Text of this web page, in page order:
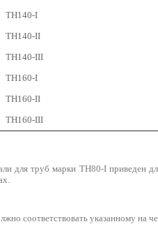
ТН140-I
ТН140-II
ТН140-III
ТН160-I
ТН160-II
ТН160-III
для труб марки ТН80-I приведен
соответствовать указанному на